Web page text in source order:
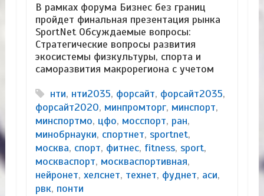
В рамках форума Бизнес без границ
пройдет финальная презентация рынка
SportNet Обсуждаемые вопросы:
Стратегические вопросы развития
экосистемы физкультуры, спорта и
саморазвития макрорегиона с учетом
нти, нти2035, форсайт, форсайт2035,
форсайт2020, минпромторг, минспорт,
минспортмо, цфо, мосспорт, ран,
минобрнауки, спортнет, sportnet,
москва, спорт, фитнес, fitness, sport,
москваспорт, москваспортивная,
нейронет, хелснет, технет, фуднет, аси,
рвк, понти